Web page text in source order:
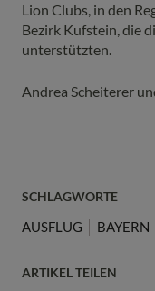
Lion Clubs, in den
Bezirk Kufstein, die
unterstützten.
Andrea Scheiterer
SCHLAGWORTE
AUSFLUG BAYERN
ARTIKEL TEILEN